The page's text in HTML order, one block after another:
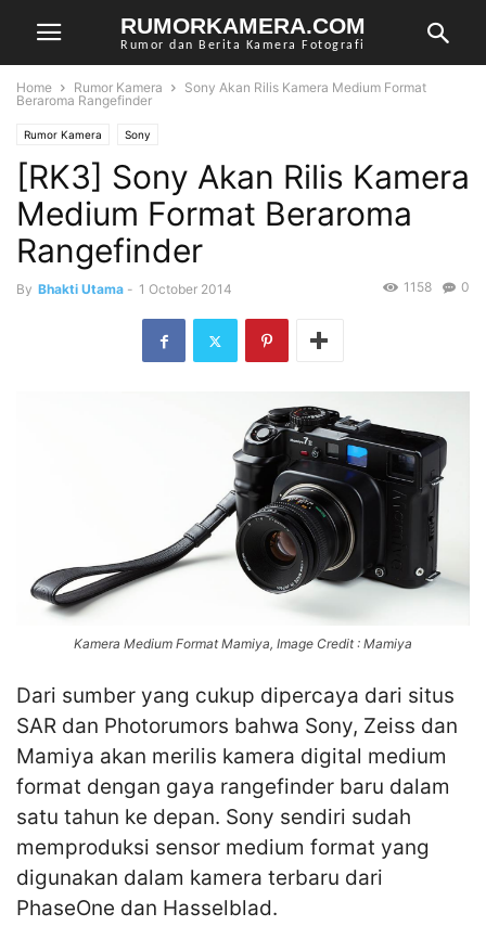
RUMORKAMERA.COM
Rumor dan Berita Kamera Fotografi
Home Rumor Kamera
Sony Akan Rilis Kamera Medium Format
Beraroma Rangefinder
Rumor Kamera Sony
[RK3] Sony Akan Rilis Kamera
Medium Format Beraroma
Rangefinder
By Bhakti Utama - 1 October 2014 0
1158
Kamera Medium Format Mamiya, Image Credit : Mamiya
Dari sumber yang cukup dipercaya dari situs
SAR dan Photorumors bahwa Sony, Zeiss dan
Mamiya akan merilis kamera digital medium
format dengan gaya rangefinder baru dalam
satu tahun ke depan. Sony sendiri sudah
memproduksi sensor medium format yang
digunakan dalam kamera terbaru dari
PhaseOne dan Hasselblad.